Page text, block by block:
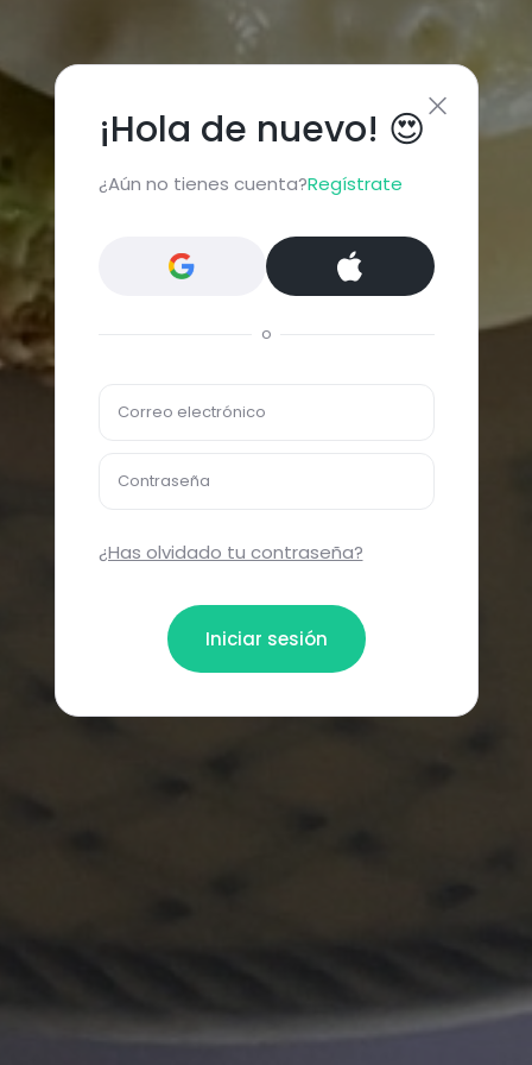
¡Hola de nuevo! 😍
¿Aún no tienes cuenta?Regístrate
o
Correo electrónico
Contraseña
¿Has olvidado tu contraseña?
Iniciar sesión